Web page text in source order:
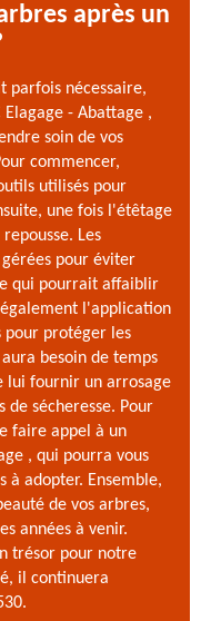
après un
parfois nécessaire,
Elagage - Abattage ,
soin de vos
commencer,
utilisés pour
une fois l'étêtage
Les
pour éviter
qui pourrait affaiblir
l'application
pour protéger les
besoin de temps
lui fournir un arrosage
de sécheresse. Pour
faire appel à un
, qui pourra vous
à adopter. Ensemble,
de vos arbres,
années à venir.
trésor pour notre
il continuera